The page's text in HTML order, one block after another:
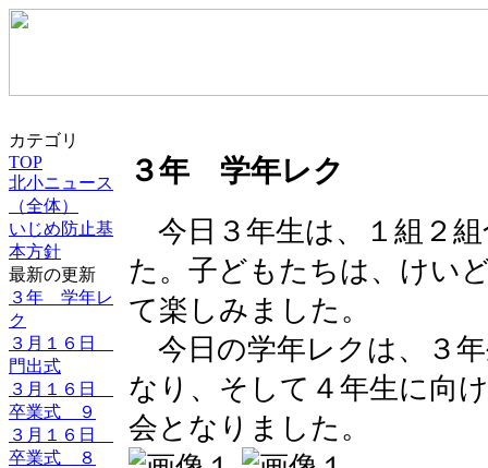
カテゴリ
TOP
北小ニュース
（全体）
いじめ防止基
本方針
最新の更新
３年 学年レ
ク
３月１６日
門出式
３月１６日
卒業式 ９
３月１６日
卒業式 ８
３年 学年レク
今日３年生は、１組２
た。子どもたちは、けい
て楽しみました。
今日の学年レクは、３
なり、そして４年生に向
会となりました。